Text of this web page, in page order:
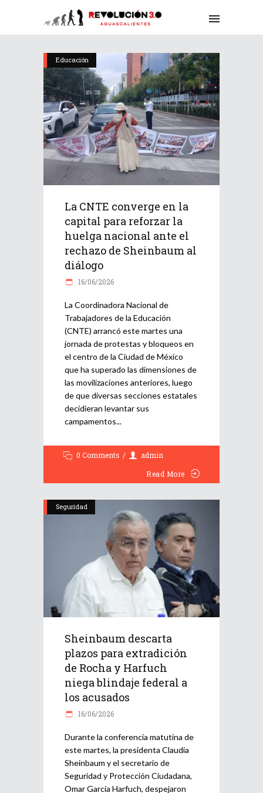
Educación
La CNTE converge en la
capital para reforzar la
huelga nacional ante el
rechazo de Sheinbaum al
diálogo
16/06/2026
La Coordinadora Nacional de
Trabajadores de la Educación
(CNTE) arrancó este martes una
jornada de protestas y bloqueos en
el centro de la Ciudad de México
que ha superado las dimensiones de
las movilizaciones anteriores, luego
de que diversas secciones estatales
decidieran levantar sus
campamentos
0 Comments
admin
Read More
Seguridad
Sheinbaum descarta
plazos para extradición
de Rocha y Harfuch
niega blindaje federal a
los acusados
16/06/2026
Durante la conferencia matutina de
este martes, la presidenta Claudia
Sheinbaum y el secretario de
Seguridad y Protección Ciudadana,
Omar García Harfuch, despejaron